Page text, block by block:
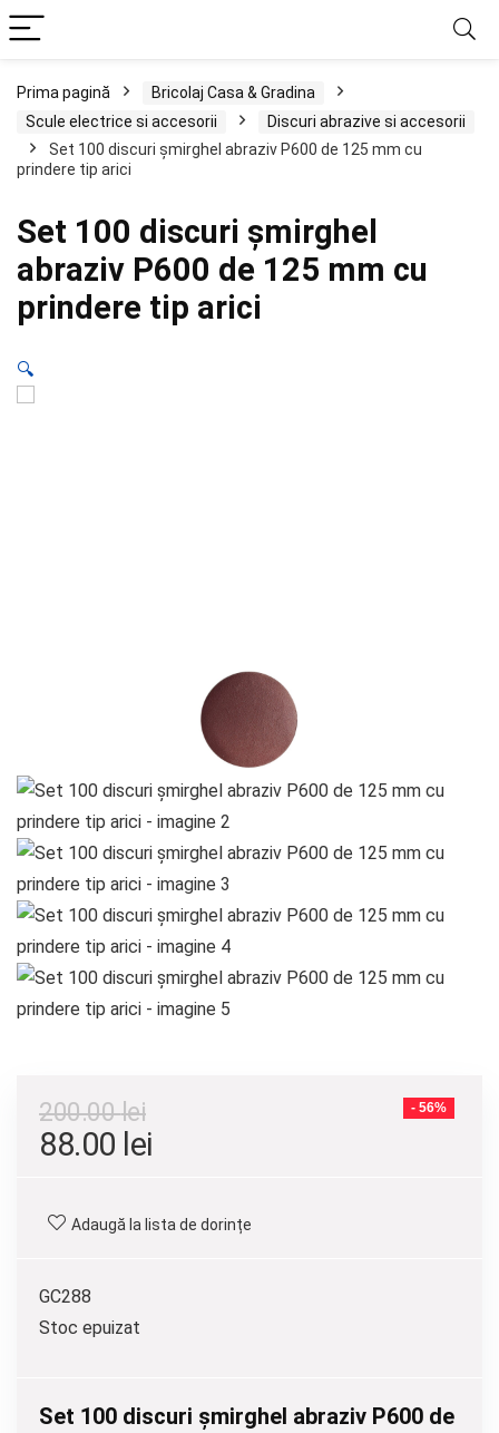
Prima pagină
Bricolaj Casa & Gradina
Scule electrice si accesorii
Discuri abrazive si accesorii
Set 100 discuri șmirghel abraziv P600 de 125 mm cu
prindere tip arici
Set 100 discuri șmirghel
abraziv P600 de 125 mm cu
prindere tip arici
🔍
- 56%
200.00lei
88.00 lei
Adaugă la lista de dorințe
GC288
Stoc epuizat
Set 100 discuri șmirghel abraziv P600 de